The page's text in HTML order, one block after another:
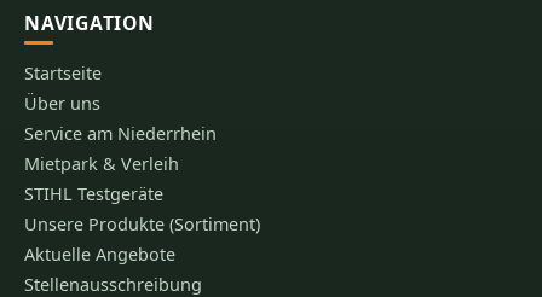
NAVIGATION
Startseite
Über uns
Service am Niederrhein
Mietpark & Verleih
STIHL Testgeräte
Unsere Produkte (Sortiment)
Aktuelle Angebote
Stellenausschreibung